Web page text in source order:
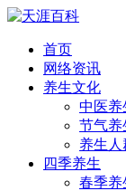
首页
网络资讯
养生文化
中医养
节气养
养生人
四季养生
春季养